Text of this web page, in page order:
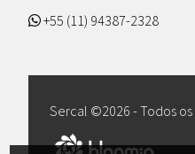
+55 (11) 94387-2328
Sercal ©2026 - Todos